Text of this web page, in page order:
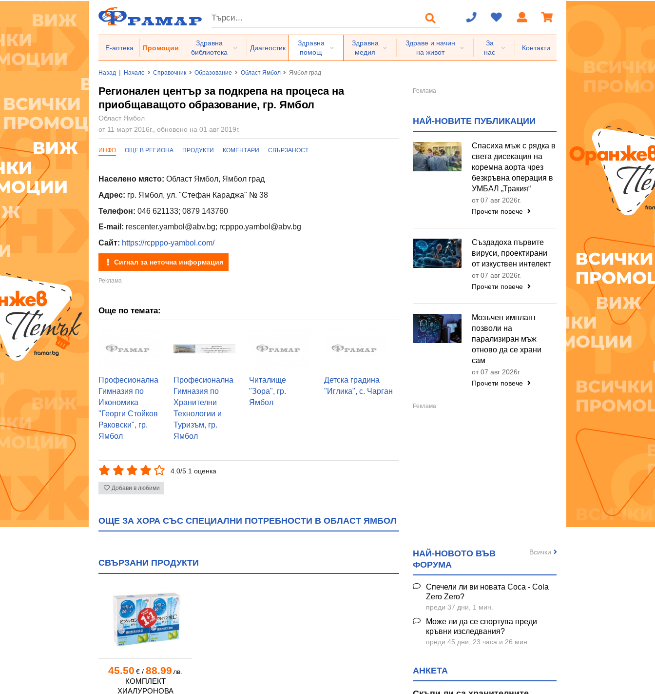
Е-аптека Промоции
Здравна
библиотека
Диагностик
Здравна
помощ
Здравна
медия
Здраве и начин
на живот
За
нас
Контакти
Назад | Начало Справочник Образование Област Ямбол Ямбол град
Регионален център за подкрепа на процеса на
приобщаващото образование, гр. Ямбол
Област Ямбол
от 11 март 2016г., обновено на 01 авг 2019г.
ИНФО ОЩЕ В РЕГИОНА ПРОДУКТИ КОМЕНТАРИ СВЪРЗАНОСТ
Населено място: Област Ямбол, Ямбол град
Адрес: гр. Ямбол, ул. "Стефан Караджа" № 38
Телефон: 046 621133; 0879 143760
E-mail: rescenter.yambol@abv.bg; rcpppo.yambol@abv.bg
Сайт: https://rcpppo-yambol.com/
Сигнал за неточна информация
Още по темата:
Професионална
Гимназия по
Икономика
"Георги Стойков
Раковски", гр.
Ямбол
Професионална
Гимназия по
Хранителни
Технологии и
Туризъм, гр.
Ямбол
Читалище
"Зора", гр.
Ямбол
Детска градина
"Иглика", с. Чарган
4.0/5 1 оценка
Добави в любими
ОЩЕ ЗА ХОРА СЪС СПЕЦИАЛНИ ПОТРЕБНОСТИ В ОБЛАСТ ЯМБОЛ
СВЪРЗАНИ ПРОДУКТИ
45.50 €/ 88.99 лв.
КОМПЛЕКТ
ХИАЛУРОНОВА
НАЙ-НОВИТЕ ПУБЛИКАЦИИ
Спасиха мъж с рядка в
света дисекация на
коремна аорта чрез
безкръвна операция в
УМБАЛ „Тракия“
от 07 авг 2026г.
Прочети повече
Създадоха първите
вируси, проектирани
от изкуствен интелект
от 07 авг 2026г.
Прочети повече
Мозъчен имплант
позволи на
парализиран мъж
отново да се храни
сам
от 07 авг 2026г.
Прочети повече
НАЙ-НОВОТО ВЪВ
ФОРУМА
Спечели ли ви новата Coca - Cola
Zero Zero?
преди 37 дни, 1 мин.
Може ли да се спортува преди
кръвни изследвания?
преди 45 дни, 23 часа и 26 мин.
Всички
АНКЕТА